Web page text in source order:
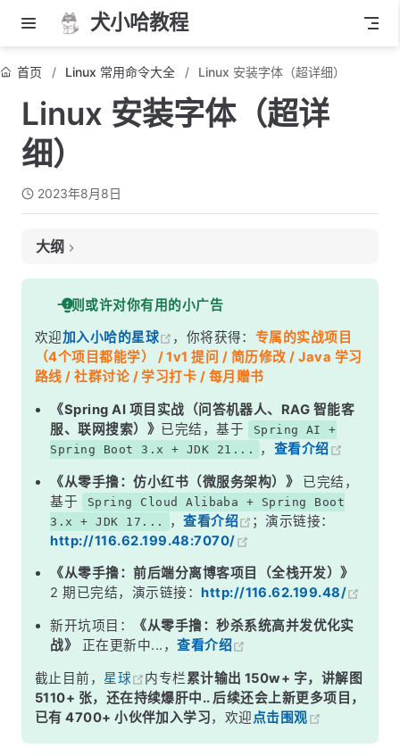
犬小哈教程
首页 Linux 常用命令大全 Linux 安装字体（超详细）
Linux 安装字体（超详
细）
2023年8月8日
大纲
1. 安装 TrueType 字体（Debian/Ubuntu 系统）
2. 安装 TrueType 字体（Fedora 系统）
3. 手动安装字体
4. 检查安装
一则或许对你有用的小广告
欢迎加入小哈的星球 ，你将获得： 专属的实战项目
（4个项目都能学） / 1v1 提问 / 简历修改 / Java 学习
路线 / 社群讨论 / 学习打卡 / 每月赠书
《Spring AI 项目实战（问答机器人、RAG 智能客
服、联网搜索）》 已完结，基于
Spring AI +
Spring Boot 3.x + JDK 21...
， 查看介绍
《从零手撸：仿小红书（微服务架构）》
已完结，
基于
Spring Cloud Alibaba + Spring Boot
3.x + JDK 17...
，查看介绍
；演示链接：
http://116.62.199.48:7070/
《从零手撸：前后端分离博客项目（全栈开发）》
2 期已完结，演示链接： http://116.62.199.48/
新开坑项目：
《从零手撸：秒杀系统高并发优化实
战》
正在更新中...，查看介绍
截止目前， 星球 内专栏累计输出 150w+ 字，讲解图
5110+ 张，还在持续爆肝中.. 后续还会上新更多项目，
已有 4700+ 小伙伴加入学习，欢迎点击围观